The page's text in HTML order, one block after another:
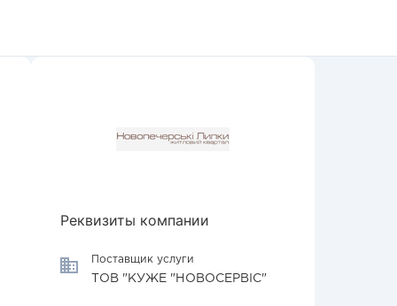
Реквизиты компании
Поставщик услуги
ТОВ "КУЖЕ "НОВОСЕРВІС"